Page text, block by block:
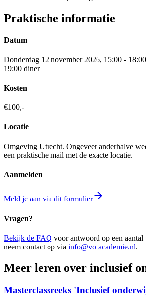
Praktische informatie
Datum
Donderdag 12 november 2026, 15:00 -
19:00 diner
Kosten
€100,-
Locatie
Omgeving Utrecht. Ongeveer anderhalve
een praktische mail met de exacte locatie.
Aanmelden
Meld je aan via dit formulier
Vragen?
Bekijk de FAQ voor antwoord op een aantal
neem contact op via info@vo-academie.nl.
Meer leren over inclusief
Masterclassreeks 'Inclusief